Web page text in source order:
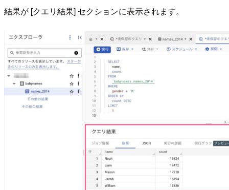
結果が [クエリ結果] セクションに表示されます。